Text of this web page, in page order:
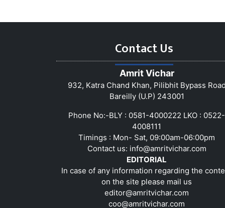
Contact Us
Amrit Vichar
932, Katra Chand Khan, Pilibhit Bypass
Bareilly (U.P) 243001
Phone No:-BLY : 0581-4000222 LKO : 0522-
4008111
Timings : Mon- Sat, 09:00am-06:00pm
Contact us: info@amritvichar.com
EDITORIAL
In case of any information regarding the
on the site please mail us
editor@amritvichar.com
coo@amritvichar.com